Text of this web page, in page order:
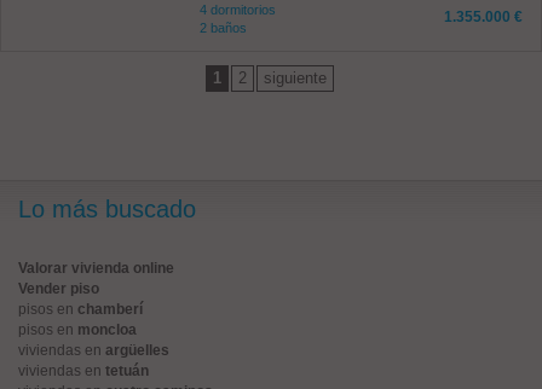
4 dormitorios
2 baños
1.355.000 €
1 2 siguiente
Lo más buscado
Valorar vivienda online
Vender piso
pisos en chamberí
pisos en moncloa
viviendas en argüelles
viviendas en tetuán